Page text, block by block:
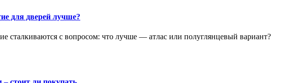
для дверей лучше?
сталкиваются с вопросом: что лучше — атлас или полуглянцевый вариант?